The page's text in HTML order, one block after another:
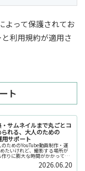
よって保護されてお
利用規約が適用さ
ト
サムネイルまで丸ごとコ
れる、大人のための
サポート
ためのYouTube動画制作・運
たいけれど、撮影する場所が
りに膨大な時間がかかって長
るだけで何万円もかかってしま
2026.06.20